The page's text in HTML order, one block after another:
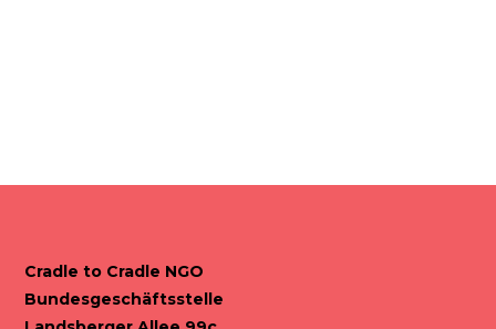
Cradle to Cradle NGO
Bundesgeschäftsstelle